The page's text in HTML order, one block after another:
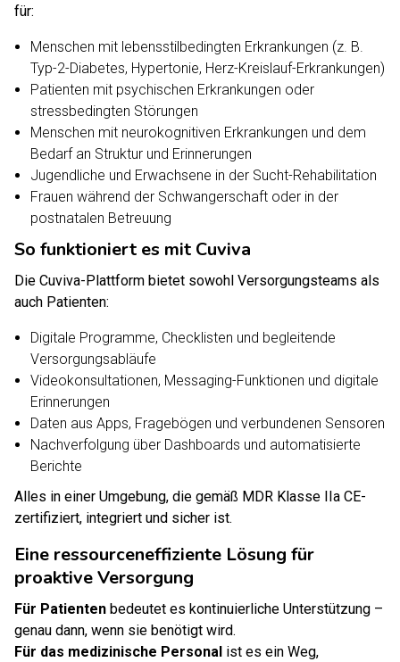
für:
Menschen mit lebensstilbedingten Erkrankungen (z. B.
Typ-2-Diabetes, Hypertonie, Herz-Kreislauf-Erkrankungen)
Patienten mit psychischen Erkrankungen oder
stressbedingten Störungen
Menschen mit neurokognitiven Erkrankungen und dem
Bedarf an Struktur und Erinnerungen
Jugendliche und Erwachsene in der Sucht-Rehabilitation
Frauen während der Schwangerschaft oder in der
postnatalen Betreuung
So funktioniert es mit Cuviva
Die Cuviva-Plattform bietet sowohl Versorgungsteams als
auch Patienten:
Digitale Programme, Checklisten und begleitende
Versorgungsabläufe
Videokonsultationen, Messaging-Funktionen und digitale
Erinnerungen
Daten aus Apps, Fragebögen und verbundenen Sensoren
Nachverfolgung über Dashboards und automatisierte
Berichte
Alles in einer Umgebung, die gemäß MDR Klasse IIa CE-
zertifiziert, integriert und sicher ist.
Eine ressourceneffiziente Lösung für
proaktive Versorgung
Für Patienten bedeutet es kontinuierliche Unterstützung –
genau dann, wenn sie benötigt wird.
Für das medizinische Personal ist es ein Weg,